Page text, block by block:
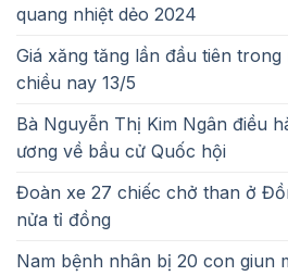
quang nhiệt dẻo 2024
Giá xăng tăng lần đầu tiên trong
chiều nay 13/5
Bà Nguyễn Thị Kim Ngân điều
ương về bầu cử Quốc hội
Đoàn xe 27 chiếc chở than ở
nửa tỉ đồng
Nam bệnh nhân bị 20 con giun